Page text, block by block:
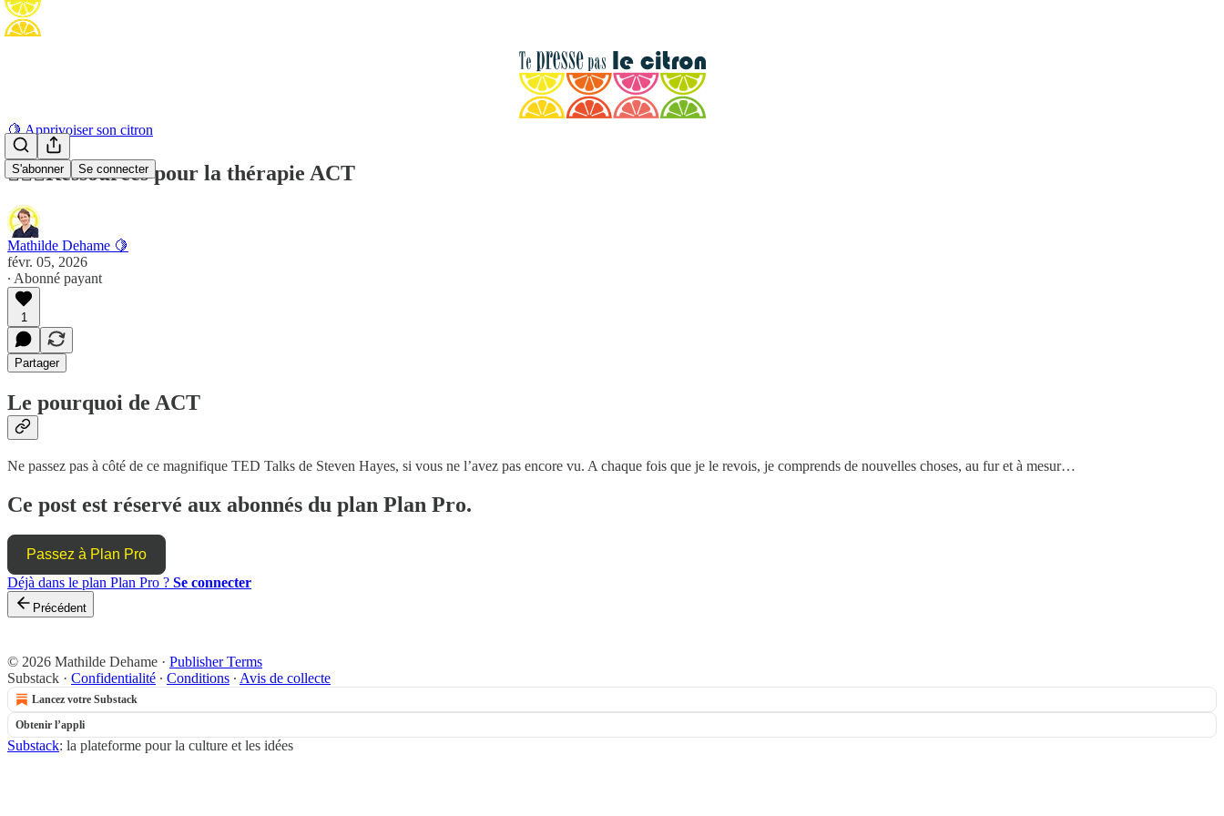
S'abonner Se connecter
🍋 Apprivoiser son citron
👩🏻‍⚕️Ressources pour la thérapie ACT
Mathilde Dehame 🍋
févr. 05, 2026
∙ Abonné payant
1
Partager
Le pourquoi de ACT
Ne passez pas à côté de ce magnifique TED Talks de Steven Hayes, si vous ne l’avez pas encore vu. A chaque fois que je le revois, je comprends de nouvelles choses, au fur et à mesur…
Ce post est réservé aux abonnés du plan Plan Pro.
Passez à Plan Pro
Déjà dans le plan Plan Pro ? Se connecter
Précédent
© 2026 Mathilde Dehame · Publisher Terms
Substack · Confidentialité ∙ Conditions ∙ Avis de collecte
Lancez votre Substack
Obtenir l’appli
Substack: la plateforme pour la culture et les idées